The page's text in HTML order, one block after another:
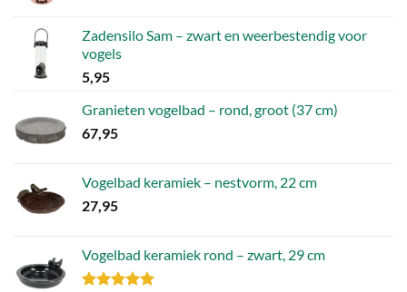
Zadensilo Sam – zwart en weerbestendig voor
vogels
5,95
Granieten vogelbad – rond, groot (37 cm)
67,95
Vogelbad keramiek – nestvorm, 22 cm
27,95
Vogelbad keramiek rond – zwart, 29 cm